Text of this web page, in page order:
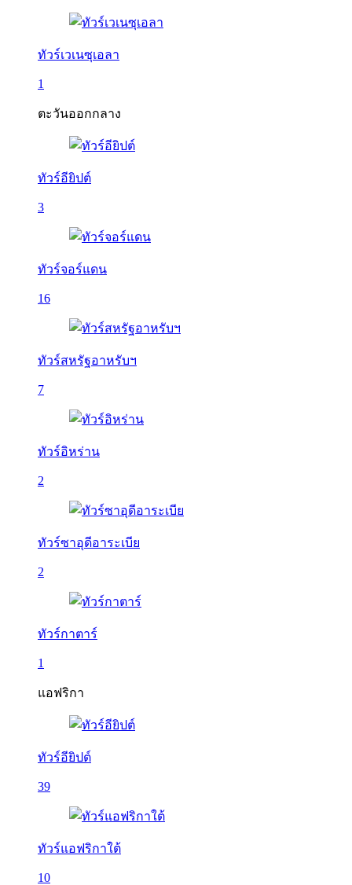
ทัวร์เวเนซุเอลา
1
ตะวันออกกลาง
ทัวร์อียิปต์
3
ทัวร์จอร์แดน
16
ทัวร์สหรัฐอาหรับฯ
7
ทัวร์อิหร่าน
2
ทัวร์ซาอุดีอาระเบีย
2
ทัวร์กาตาร์
1
แอฟริกา
ทัวร์อียิปต์
39
ทัวร์แอฟริกาใต้
10